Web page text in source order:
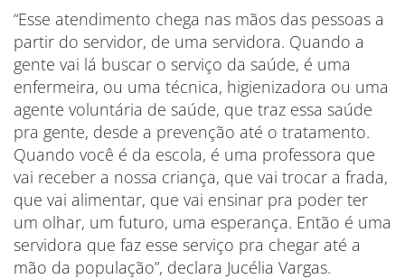
“Esse atendimento chega nas mãos das pessoas a
partir do servidor, de uma servidora. Quando a
gente vai lá buscar o serviço da saúde, é uma
enfermeira, ou uma técnica, higienizadora ou uma
agente voluntária de saúde, que traz essa saúde
pra gente, desde a prevenção até o tratamento.
Quando você é da escola, é uma professora que
vai receber a nossa criança, que vai trocar a frada,
que vai alimentar, que vai ensinar pra poder ter
um olhar, um futuro, uma esperança. Então é uma
servidora que faz esse serviço pra chegar até a
mão da população”, declara Jucélia Vargas.